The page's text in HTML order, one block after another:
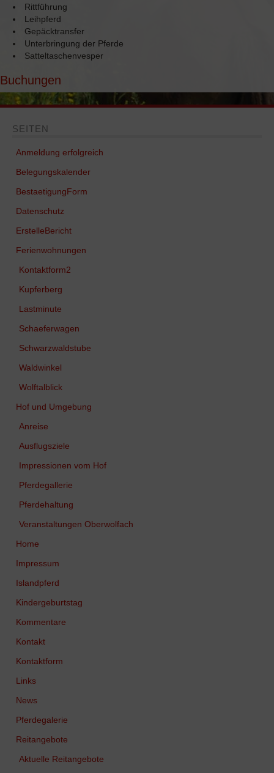
FERIENWOHNUNGEN
Schäferwagen „Little Cottage“
Ferienwohnung „Waldwinkel“
Ferienwohnung „Schwarzwaldstube“
Ferienhaus „Wolftalblick“
REITEN
Das Islandpferd
KONTAKT
BELEGUNGSKALENDER
Rittführung
Leihpferd
Gepäcktransfer
Unterbringung der Pferde
Satteltaschenvesper
Buchungen
SEITEN
Anmeldung erfolgreich
Belegungskalender
BestaetigungForm
Datenschutz
ErstelleBericht
Ferienwohnungen
Kontaktform2
Kupferberg
Lastminute
Schaeferwagen
Schwarzwaldstube
Waldwinkel
Wolftalblick
Hof und Umgebung
Anreise
Ausflugsziele
Impressionen vom Hof
Pferdegallerie
Pferdehaltung
Veranstaltungen Oberwolfach
Home
Impressum
Islandpferd
Kindergeburtstag
Kommentare
Kontakt
Kontaktform
Links
News
Pferdegalerie
Reitangebote
Aktuelle Reitangebote